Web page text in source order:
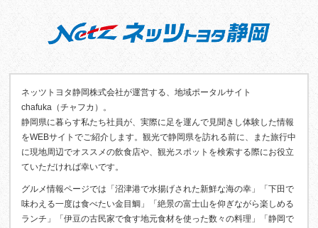
ネッツトヨタ静岡株式会社が運営する、地域ポータルサイト
chafuka（チャフカ）。
静岡県に暮らす私たち社員が、実際に足を運んで見聞きし体験した情報
をWEBサイトでご紹介します。観光で静岡県を訪れる前に、また旅行中
に現地周辺でオススメの飲食店や、観光スポットを検索する際にお役立
ていただければ幸いです。
グルメ情報ページでは「沼津港で水揚げされた新鮮な海の幸」「下田で
味わえる一度は食べたい金目鯛」「絶景の富士山を仰ぎながら楽しめる
ランチ」「伊豆の古民家で食す地元食材を使った数々の料理」「静岡で